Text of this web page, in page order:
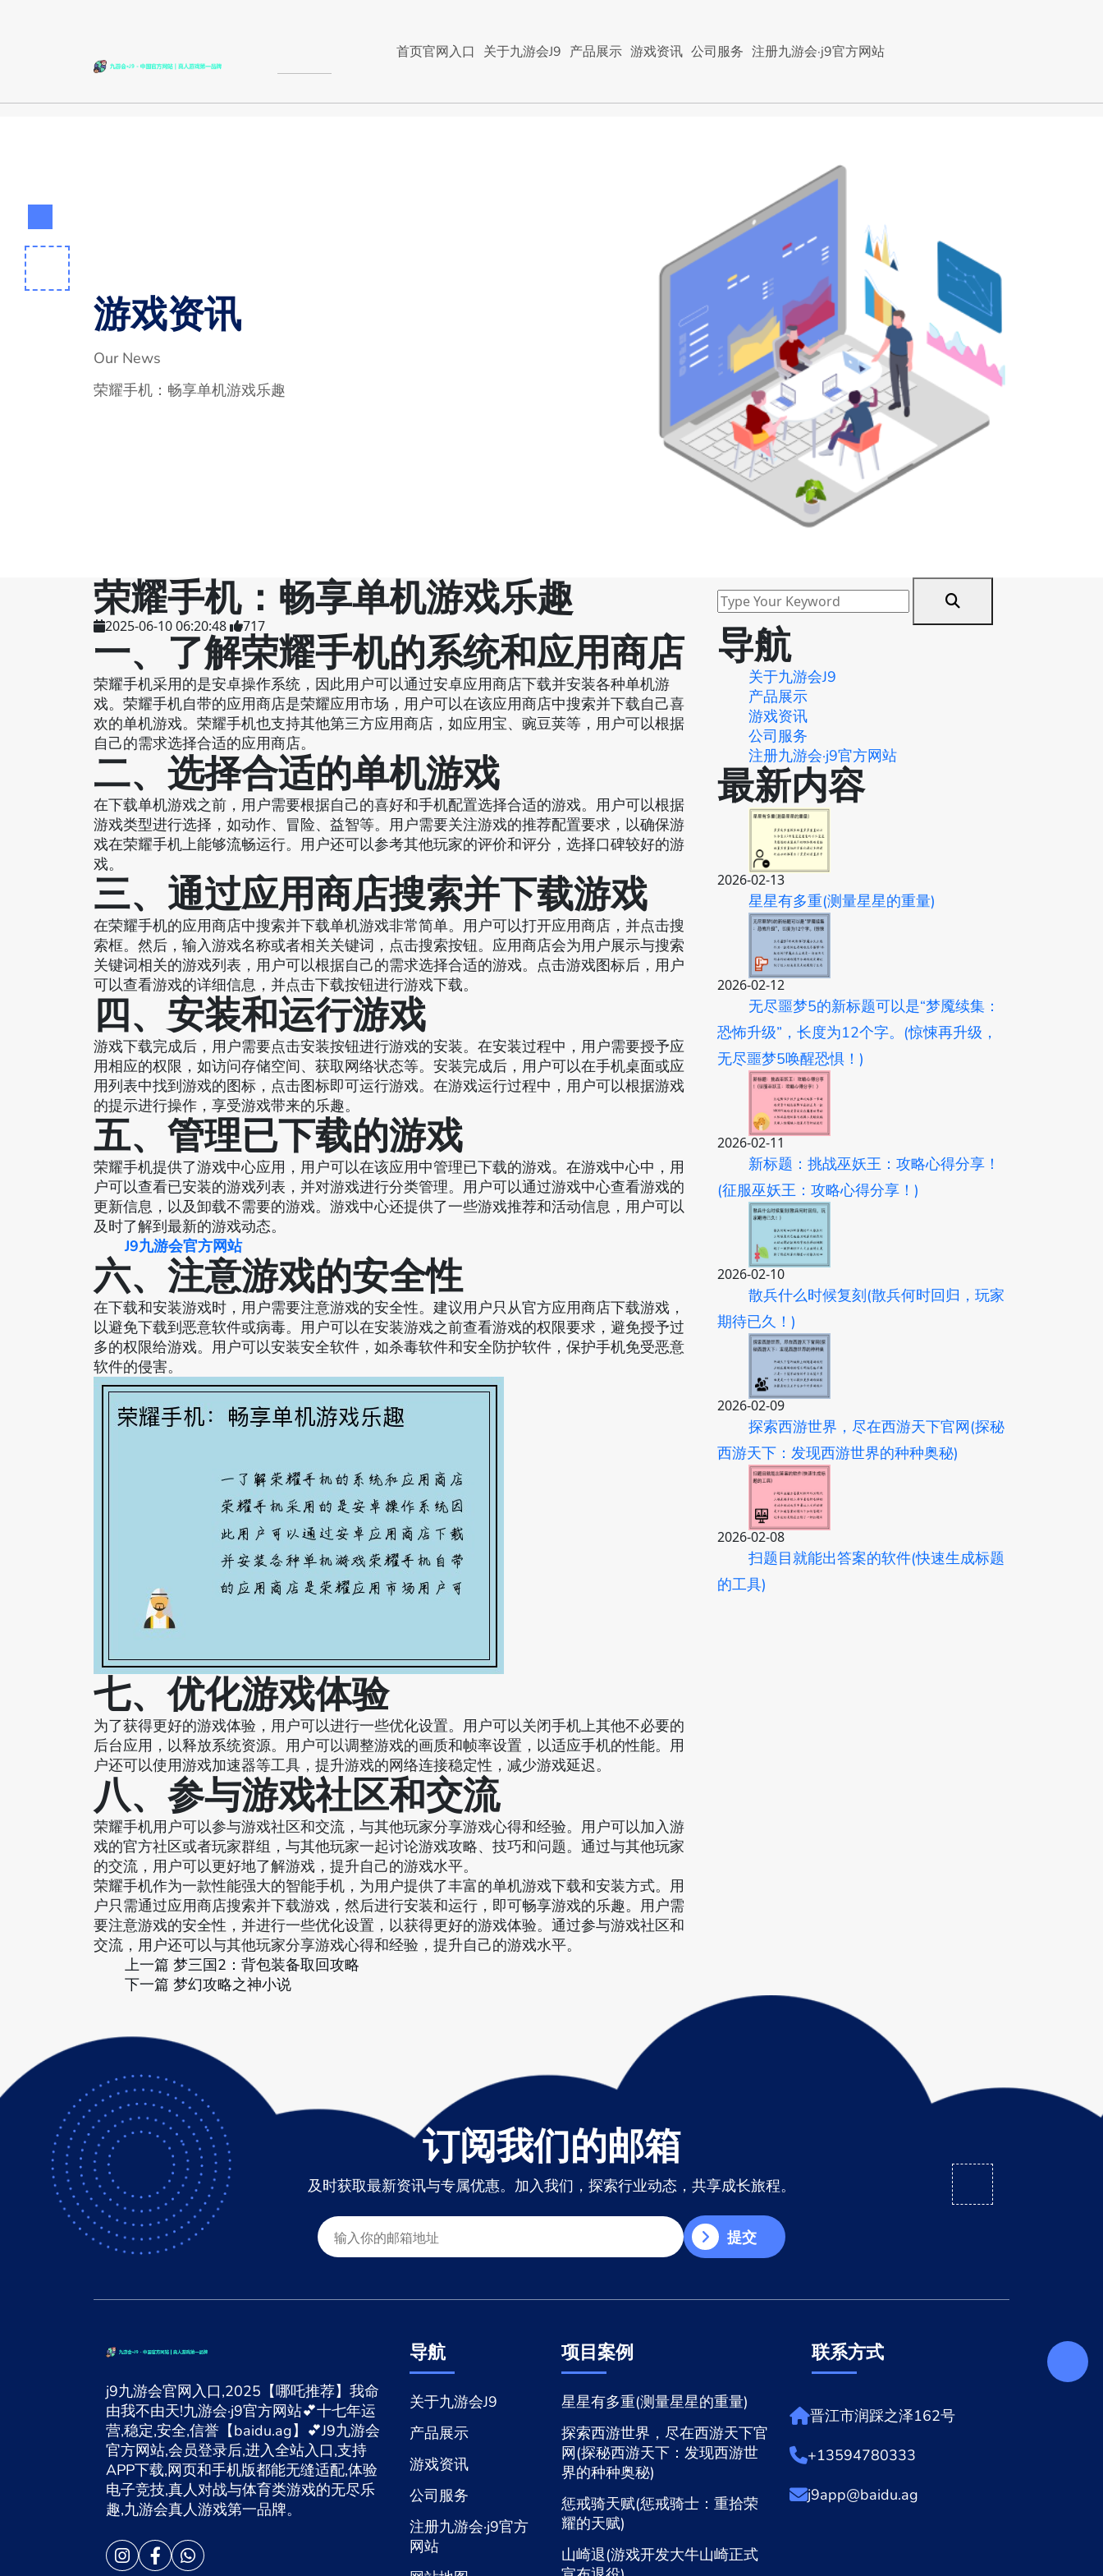
首页官网入口 关于九游会J9 产品展示 游戏资讯 公司服务 注册九游会·j9官方网站
游戏资讯
Our News
荣耀手机：畅享单机游戏乐趣
荣耀手机：畅享单机游戏乐趣
2025-06-10 06:20:48 717
一、了解荣耀手机的系统和应用商店
荣耀手机采用的是安卓操作系统，因此用户可以通过安卓应用商店下载并安装各种单机游
戏。荣耀手机自带的应用商店是荣耀应用市场，用户可以在该应用商店中搜索并下载自己喜
欢的单机游戏。荣耀手机也支持其他第三方应用商店，如应用宝、豌豆荚等，用户可以根据
自己的需求选择合适的应用商店。
二、选择合适的单机游戏
在下载单机游戏之前，用户需要根据自己的喜好和手机配置选择合适的游戏。用户可以根据
游戏类型进行选择，如动作、冒险、益智等。用户需要关注游戏的推荐配置要求，以确保游
戏在荣耀手机上能够流畅运行。用户还可以参考其他玩家的评价和评分，选择口碑较好的游
戏。
三、通过应用商店搜索并下载游戏
在荣耀手机的应用商店中搜索并下载单机游戏非常简单。用户可以打开应用商店，并点击搜
索框。然后，输入游戏名称或者相关关键词，点击搜索按钮。应用商店会为用户展示与搜索
关键词相关的游戏列表，用户可以根据自己的需求选择合适的游戏。点击游戏图标后，用户
可以查看游戏的详细信息，并点击下载按钮进行游戏下载。
四、安装和运行游戏
游戏下载完成后，用户需要点击安装按钮进行游戏的安装。在安装过程中，用户需要授予应
用相应的权限，如访问存储空间、获取网络状态等。安装完成后，用户可以在手机桌面或应
用列表中找到游戏的图标，点击图标即可运行游戏。在游戏运行过程中，用户可以根据游戏
的提示进行操作，享受游戏带来的乐趣。
五、管理已下载的游戏
荣耀手机提供了游戏中心应用，用户可以在该应用中管理已下载的游戏。在游戏中心中，用
户可以查看已安装的游戏列表，并对游戏进行分类管理。用户可以通过游戏中心查看游戏的
更新信息，以及卸载不需要的游戏。游戏中心还提供了一些游戏推荐和活动信息，用户可以
及时了解到最新的游戏动态。
J9九游会官方网站
六、注意游戏的安全性
在下载和安装游戏时，用户需要注意游戏的安全性。建议用户只从官方应用商店下载游戏，
以避免下载到恶意软件或病毒。用户可以在安装游戏之前查看游戏的权限要求，避免授予过
多的权限给游戏。用户可以安装安全软件，如杀毒软件和安全防护软件，保护手机免受恶意
软件的侵害。
七、优化游戏体验
为了获得更好的游戏体验，用户可以进行一些优化设置。用户可以关闭手机上其他不必要的
后台应用，以释放系统资源。用户可以调整游戏的画质和帧率设置，以适应手机的性能。用
户还可以使用游戏加速器等工具，提升游戏的网络连接稳定性，减少游戏延迟。
八、参与游戏社区和交流
荣耀手机用户可以参与游戏社区和交流，与其他玩家分享游戏心得和经验。用户可以加入游
戏的官方社区或者玩家群组，与其他玩家一起讨论游戏攻略、技巧和问题。通过与其他玩家
的交流，用户可以更好地了解游戏，提升自己的游戏水平。
荣耀手机作为一款性能强大的智能手机，为用户提供了丰富的单机游戏下载和安装方式。用
户只需通过应用商店搜索并下载游戏，然后进行安装和运行，即可畅享游戏的乐趣。用户需
要注意游戏的安全性，并进行一些优化设置，以获得更好的游戏体验。通过参与游戏社区和
交流，用户还可以与其他玩家分享游戏心得和经验，提升自己的游戏水平。
上一篇 梦三国2：背包装备取回攻略
下一篇 梦幻攻略之神小说
导航
关于九游会J9
产品展示
游戏资讯
公司服务
注册九游会·j9官方网站
最新内容
2026-02-13
星星有多重(测量星星的重量)
2026-02-12
无尽噩梦5的新标题可以是“梦魇续集：
恐怖升级”，长度为12个字。(惊悚再升级，
无尽噩梦5唤醒恐惧！)
2026-02-11
新标题：挑战巫妖王：攻略心得分享！
(征服巫妖王：攻略心得分享！)
2026-02-10
散兵什么时候复刻(散兵何时回归，玩家
期待已久！)
2026-02-09
探索西游世界，尽在西游天下官网(探秘
西游天下：发现西游世界的种种奥秘)
2026-02-08
扫题目就能出答案的软件(快速生成标题
的工具)
订阅我们的邮箱
及时获取最新资讯与专属优惠。加入我们，探索行业动态，共享成长旅程。
提交
j9九游会官网入口,2025【哪吒推荐】我命
由我不由天!九游会·j9官方网站💕十七年运
营,稳定,安全,信誉【baidu.ag】💕J9九游会
官方网站,会员登录后,进入全站入口,支持
APP下载,网页和手机版都能无缝适配,体验
电子竞技,真人对战与体育类游戏的无尽乐
趣,九游会真人游戏第一品牌。
导航
关于九游会J9
产品展示
游戏资讯
公司服务
注册九游会·j9官方
网站
项目案例
星星有多重(测量星星的重量)
探索西游世界，尽在西游天下官
网(探秘西游天下：发现西游世
界的种种奥秘)
惩戒骑天赋(惩戒骑士：重拾荣
耀的天赋)
山崎退(游戏开发大牛山崎正式
联系方式
晋江市润踩之泽162号
+13594780333
j9app@baidu.ag